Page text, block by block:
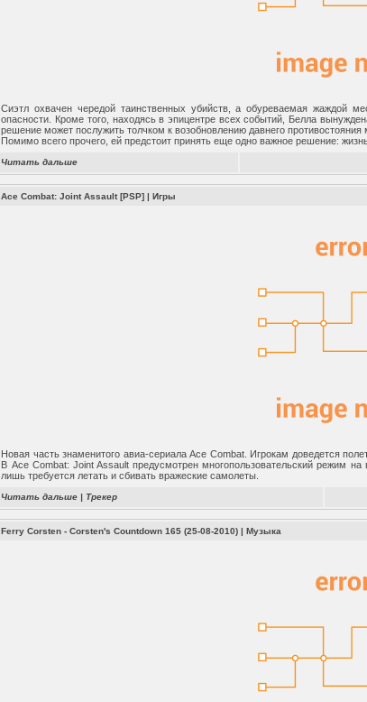
Сиэтл охвачен чередой таинственных убийств, а обуреваемая жаждой
опасности. Кроме того, находясь в эпицентре всех событий, Белла
решение может послужить толчком к возобновлению давнего
Помимо всего прочего, ей предстоит принять еще одно важное решение:
Читать дальше
Ace Combat: Joint Assault [PSP] |Игры
Новая часть знаменитого авиа-сериала Ace Combat. Игрокам доведется
В Ace Combat: Joint Assault предусмотрен многопользовательский режим
лишь требуется летать и сбивать вражеские самолеты.
Читать дальше |Трекер
Ferry Corsten - Corsten's Countdown 165 (25-08-2010) |Музыка